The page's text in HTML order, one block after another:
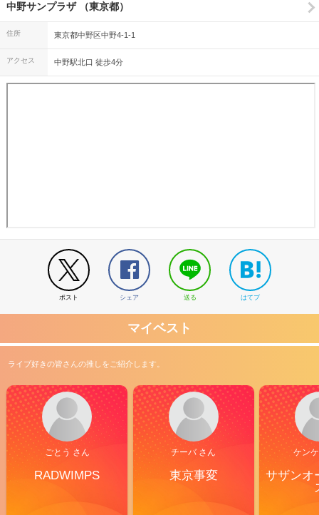
中野サンプラザ （東京都）
住所 東京都中野区中野4-1-1
アクセス 中野駅北口 徒歩4分
ポスト シェア 送る はてブ
マイベスト
ライブ好きの皆さんの推しをご紹介します。
ごとう さん
RADWIMPS
チーバ さん
東京事変
ケン
サザンオ